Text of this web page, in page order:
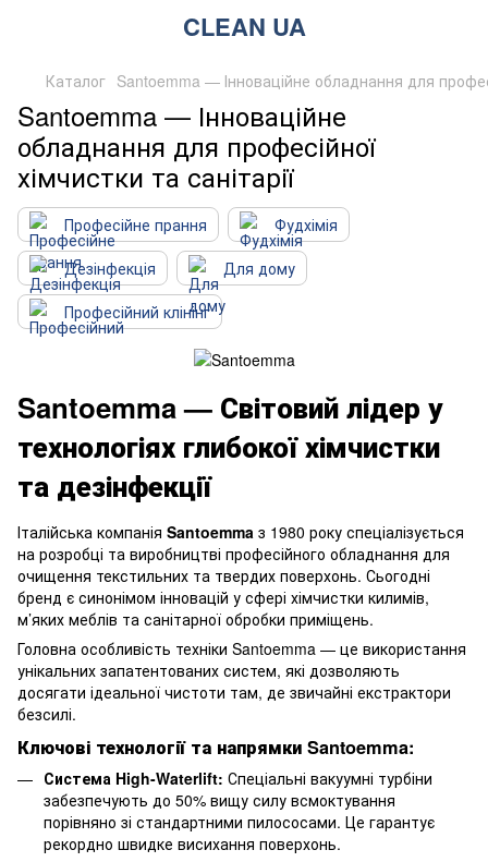
CLEAN UA
Каталог Santoemma — Інноваційне обладнання для
Santoemma — Інноваційне
обладнання для професійної
хімчистки та санітарії
Професійне прання
Фудхімія
Дезінфекція
Для дому
Професійний клінінг
Santoemma — Світовий лідер у
технологіях глибокої хімчистки
та дезінфекції
Італійська компанія Santoemma з 1980 року спеціалізується
на розробці та виробництві професійного обладнання для
очищення текстильних та твердих поверхонь. Сьогодні
бренд є синонімом інновацій у сфері хімчистки килимів,
м’яких меблів та санітарної обробки приміщень.
Головна особливість техніки Santoemma — це використання
унікальних запатентованих систем, які дозволяють
досягати ідеальної чистоти там, де звичайні екстрактори
безсилі.
Ключові технології та напрямки Santoemma:
Система High-Waterlift: Спеціальні вакуумні турбіни
забезпечують до 50% вищу силу всмоктування
порівняно зі стандартними пилососами. Це гарантує
рекордно швидке висихання поверхонь.